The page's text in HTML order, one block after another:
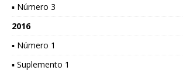
▪ Número 3
2016
▪ Número 1
▪ Suplemento 1